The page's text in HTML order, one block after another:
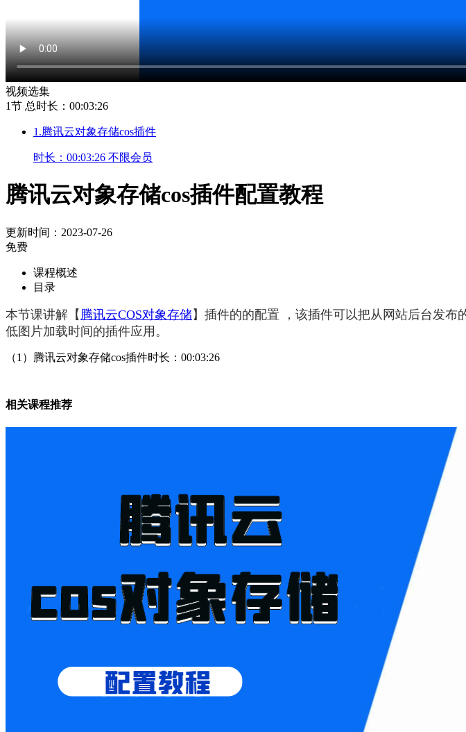
视频选集
1节 总时长：00:03:26
1.腾讯云对象存储cos插件
时长：00:03:26 不限会员
腾讯云对象存储cos插件配置教程
更新时间：2023-07-26
免费
课程概述
目录
本节课讲解【 腾讯云COS对象存储 】插件的的配置 ，该插件可以把从网站后台发
低图片加载时间的插件应用。
（1）腾讯云对象存储cos插件时长：00:03:26
相关课程推荐